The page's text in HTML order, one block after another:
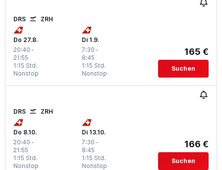
DRS ZRH
Do 27.8.
20:40 -
21:55
Nonstop
1:15 Std.
Di 1.9.
7:30 -
8:45
Nonstop
1:15 Std.
165 €
Suchen
DRS ZRH
Do 8.10.
20:40 -
21:55
Nonstop
1:15 Std.
Di 13.10.
7:30 -
8:45
Nonstop
1:15 Std.
166 €
Suchen